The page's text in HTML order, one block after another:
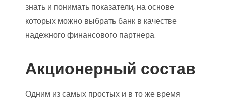
знать и понимать показатели, на основе
которых можно выбрать банк в качестве
надежного финансового партнера.
Акционерный состав
Одним из самых простых и в то же время